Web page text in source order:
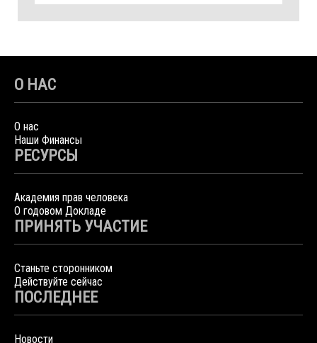
О НАС
О нас
Наши Финансы
РЕСУРСЫ
Академия прав человека
О годовом Докладе
ПРИНЯТЬ УЧАСТИЕ
Станьте сторонником
Действуйте сейчас
ПОСЛЕДНЕЕ
Новости